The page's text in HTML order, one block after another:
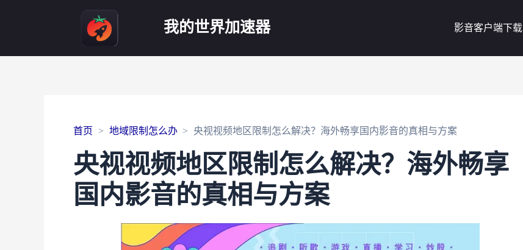
我的世界加速器 影音客户端下载
首页 地域限制怎么办 央视视频地区限制怎么解决？海外畅享国内影音的真相与方案
央视视频地区限制怎么解决？海外畅享
国内影音的真相与方案